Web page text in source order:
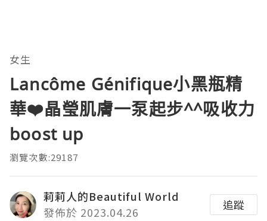
女生
Lancôme Génifique小黑瓶精
華❤️晶瑩肌膚一泵起步^^吸收力
boost up
瀏覽次數:29187
莉莉人的Beautiful World
發佈於 2023.04.26
追蹤